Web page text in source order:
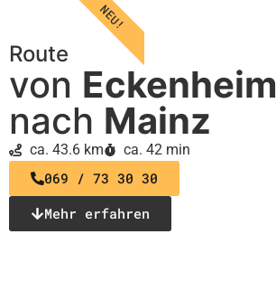
Route
von Eckenheim
nach Mainz
ca. 43.6 km ca. 42 min
069 / 73 30 30
Mehr erfahren
NEU!